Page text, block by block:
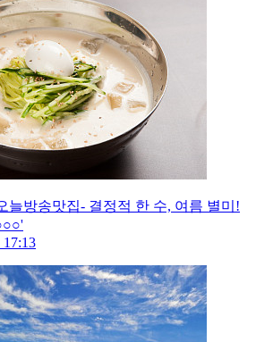
늘방송맛집- 결정적 한 수, 여름 별미!
17:13